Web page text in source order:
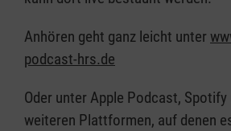
Anhören geht ganz leicht unter
podcast-hrs.de
Oder unter Apple Podcast, Spotify
weiteren Plattformen, auf denen